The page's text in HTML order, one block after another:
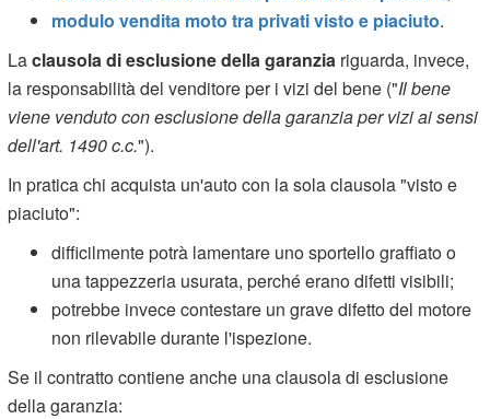
modulo vendita moto tra privati visto e piaciuto.
Laclausola di esclusione della garanzia riguarda, invece,
la responsabilità del venditore per i vizi del bene ("Il bene
viene venduto con esclusione della garanzia per vizi ai sensi
dell'art. 1490 c.c.").
In pratica chi acquista un'auto con la sola clausola "visto e
piaciuto":
difficilmente potrà lamentare uno sportello graffiato o
una tappezzeria usurata, perché erano difetti visibili;
potrebbe invece contestare un grave difetto del motore
non rilevabile durante l'ispezione.
Se il contratto contiene anche una clausola di esclusione
della garanzia: